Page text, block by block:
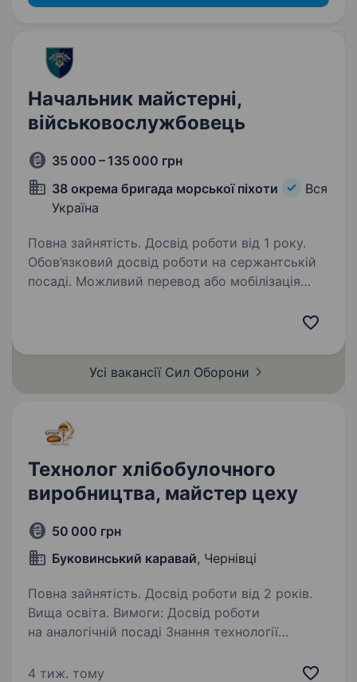
Начальник майстерні,
військовослужбовець
35 000 – 135 000 грн
38 окрема бригада морської піхоти
Вся
Україна
Повна зайнятість. Досвід роботи від 1 року.
Обов’язковий досвід роботи на сержантській
посаді. Можливий перевод або мобілізація
Морських…
Усі вакансії Сил Оборони
Технолог хлібобулочного
виробництва, майстер цеху
50 000 грн
Буковинський каравай, Чернівці
Повна зайнятість. Досвід роботи від 2 років.
Вища освіта. Вимоги: Досвід роботи
на аналогічній посаді Знання технології
Відповідальність, уважність, організованість.
4 тиж. тому